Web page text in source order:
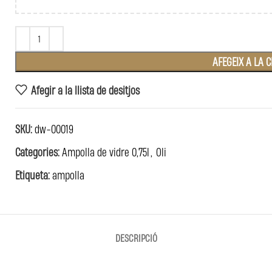
AFEGEIX A LA
Afegir a la llista de desitjos
SKU:dw-00019
Categories:Ampolla de vidre 0,75l, Oli
Etiqueta:ampolla
DESCRIPCIÓ